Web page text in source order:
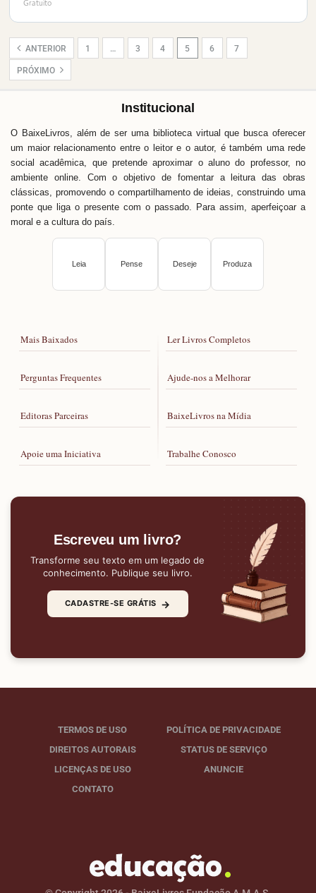
Gratuito
ANTERIOR 1 … 3 4 5 6 7
PRÓXIMO
Institucional
O BaixeLivros, além de ser uma biblioteca virtual que busca oferecer
um maior relacionamento entre o leitor e o autor, é também uma rede
social acadêmica, que pretende aproximar o aluno do professor, no
ambiente online. Com o objetivo de fomentar a leitura das obras
clássicas, promovendo o compartilhamento de ideias, construindo uma
ponte que liga o presente com o passado. Para assim, aperfeiçoar a
moral e a cultura do país.
Leia Pense Deseje Produza
Mais Baixados
Perguntas Frequentes
Editoras Parceiras
Apoie uma Iniciativa
Ler Livros Completos
Ajude-nos a Melhorar
BaixeLivros na Mídia
Trabalhe Conosco
Escreveu um livro?
Transforme seu texto em um legado de
conhecimento. Publique seu livro.
CADASTRE-SE GRÁTIS →
TERMOS DE USO
POLÍTICA DE PRIVACIDADE
DIREITOS AUTORAIS
STATUS DE SERVIÇO
LICENÇAS DE USO
ANUNCIE
CONTATO